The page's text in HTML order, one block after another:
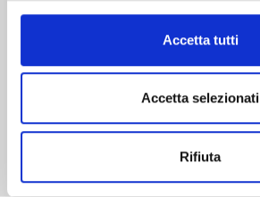
Accetta tutti
Accetta selezionati
Rifiuta
€ 5,90
Mostra tutto